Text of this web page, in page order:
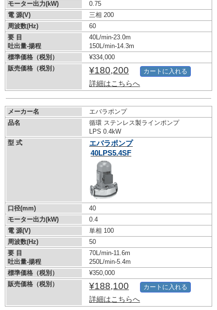
モーター出力(kW)
0.75
電 源(V)
三相 200
周波数(Hz)
60
要 目
吐出量-揚程
40L/min-23.0m
150L/min-14.3m
標準価格（税別）
¥334,000
販売価格（税別）
¥180,200
詳細はこちらへ
カートに入れる
メーカー名
エバラポンプ
品名
循環 ステンレス製ラインポンプ
LPS 0.4kW
型 式
エバラポンプ
40LPS5.4SF
口径(mm)
40
モーター出力(kW)
0.4
電 源(V)
単相 100
周波数(Hz)
50
要 目
吐出量-揚程
70L/min-11.6m
250L/min-5.4m
標準価格（税別）
¥350,000
販売価格（税別）
¥188,100
詳細はこちらへ
カートに入れる